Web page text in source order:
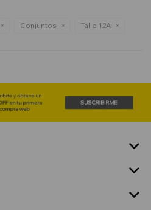
Conjuntos
Talle 12A